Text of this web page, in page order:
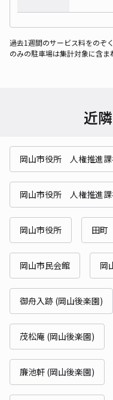
過去1週間のサービス料をのぞ
のみの駐車場は集計対象に含ま
近
岡山市役所 人権推進
岡山市役所 人権推進課
岡山市役所 田町
岡山市民会館 岡
御舟入跡 (岡山後楽園)
茂松庵 (岡山後楽園)
廉池軒 (岡山後楽園)